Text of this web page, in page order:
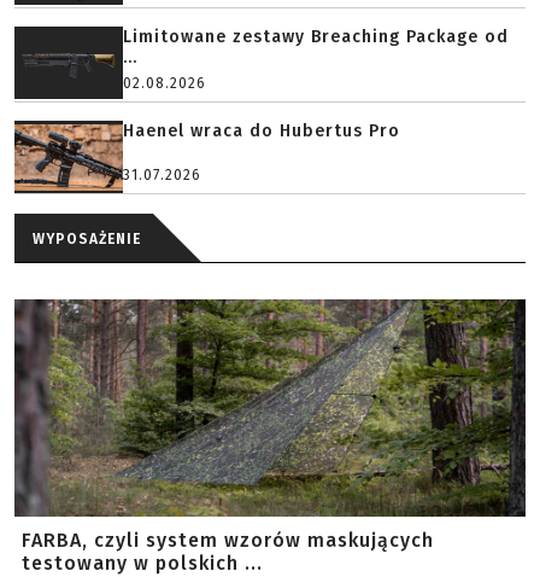
Limitowane zestawy Breaching Package od
...
02.08.2026
Haenel wraca do Hubertus Pro
31.07.2026
WYPOSAŻENIE
FARBA, czyli system wzorów maskujących
testowany w polskich ...